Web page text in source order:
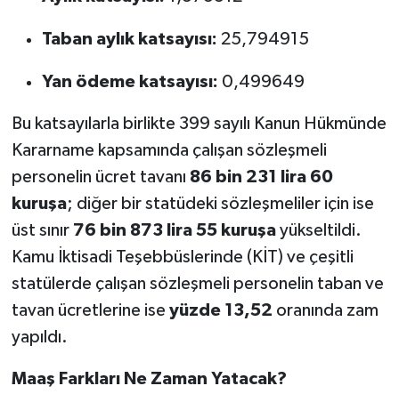
Taban aylık katsayısı: 25,794915
Yan ödeme katsayısı: 0,499649
Bu katsayılarla birlikte 399 sayılı Kanun Hükmünde
Kararname kapsamında çalışan sözleşmeli
personelin ücret tavanı 86 bin 231 lira 60
kuruşa; diğer bir statüdeki sözleşmeliler için ise
üst sınır 76 bin 873 lira 55 kuruşayükseltildi.
Kamu İktisadi Teşebbüslerinde (KİT) ve çeşitli
statülerde çalışan sözleşmeli personelin taban ve
tavan ücretlerine ise yüzde 13,52 oranında zam
yapıldı.
Maaş Farkları Ne Zaman Yatacak?